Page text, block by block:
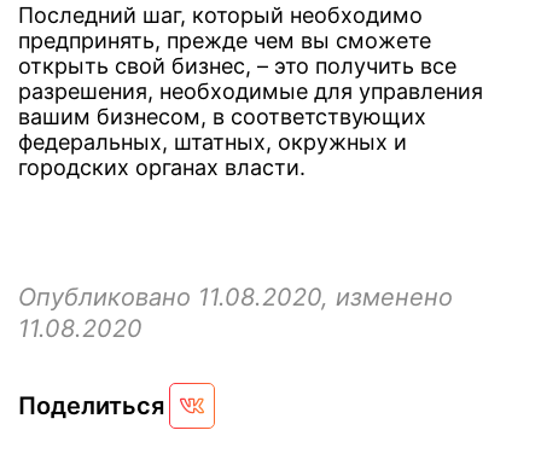
Последний шаг, который необходимо
предпринять, прежде чем вы сможете
открыть свой бизнес, – это получить все
разрешения, необходимые для управления
вашим бизнесом, в соответствующих
федеральных, штатных, окружных и
городских органах власти.
Опубликовано 11.08.2020, изменено
11.08.2020
Поделиться